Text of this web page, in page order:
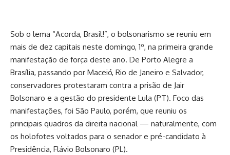
Sob o lema “Acorda, Brasil!”, o bolsonarismo se reuniu em
mais de dez capitais neste domingo, 1º, na primeira grande
manifestação de força deste ano. De Porto Alegre a
Brasília, passando por Maceió, Rio de Janeiro e Salvador,
conservadores protestaram contra a prisão de Jair
Bolsonaro e a gestão do presidente Lula (PT). Foco das
manifestações, foi São Paulo, porém, que reuniu os
principais quadros da direita nacional — naturalmente, com
os holofotes voltados para o senador e pré-candidato à
Presidência, Flávio Bolsonaro (PL).